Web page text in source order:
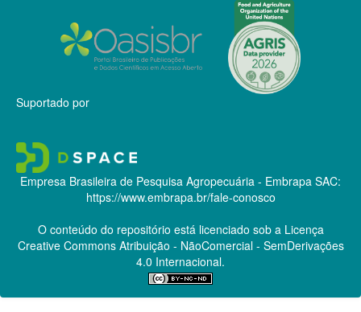
Suportado por
Empresa Brasileira de Pesquisa Agropecuária - Embrapa SAC:
https://www.embrapa.br/fale-conosco
O conteúdo do repositório está licenciado sob a Licença
Creative CommonsAtribuição - NãoComercial - SemDerivações
4.0 Internacional.